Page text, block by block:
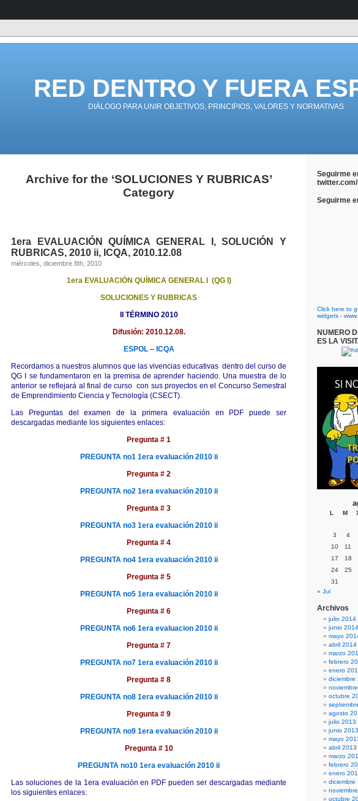
RED DENTRO Y FUERA
DIÁLOGO PARA UNIR OBJETIVOS, PRINCIPIOS, VALORES Y NORMATIVAS
Archive for the ‘SOLUCIONES Y RUBRICAS’
Category
1era EVALUACIÓN QUÍMICA GENERAL I, SOLUCIÓN Y
RUBRICAS, 2010 ii, ICQA, 2010.12.08
miércoles, diciembre 8th, 2010
1era EVALUACIÓN QUÍMICA GENERAL I (QG I)
SOLUCIONES Y RUBRICAS
II TÉRMINO 2010
Difusión: 2010.12.08.
ESPOL– ICQA
Recordamos a nuestros alumnos que las vivencias educativas dentro del curso de
QG I se fundamentaron en la premisa de aprender haciendo. Una muestra de lo
anterior se reflejará al final de curso con sus proyectos en el Concurso Semestral
de Emprendimiento Ciencia y Tecnología (CSECT).
Las Preguntas del examen de la primera evaluación en PDF puede ser
descargadas mediante los siguientes enlaces:
Pregunta # 1
PREGUNTA no1 1era evaluación 2010 ii
Pregunta # 2
PREGUNTA no2 1era evaluación 2010 ii
Pregunta # 3
PREGUNTA no3 1era evaluación 2010 ii
Pregunta # 4
PREGUNTA no4 1era evaluación 2010 ii
Pregunta # 5
PREGUNTA no5 1era evaluación 2010 ii
Pregunta # 6
PREGUNTA no6 1era evaluacion 2010 ii
Pregunta # 7
PREGUNTA no7 1era evaluación 2010 ii
Pregunta # 8
PREGUNTA no8 1era evaluación 2010 ii
Pregunta # 9
PREGUNTA no9 1era evaluación 2010 ii
Pregunta # 10
PREGUNTA no10 1era evaluación 2010 ii
Las soluciones de la 1era evaluación en PDF pueden ser descargadas mediante
los siguientes enlaces:
Seguirme
Seguirme
Click here to
widgets -
NUMERO
ES LA
L M
3
4
10
11
17
18
24
25
31
« Jul
Archivos
julio 2014
junio 2014
mayo
abril 2014
marzo
febrero
enero
diciembre
octubre
agosto
julio 2013
junio 2013
mayo
abril 2013
marzo
febrero
enero
diciembre
octubre